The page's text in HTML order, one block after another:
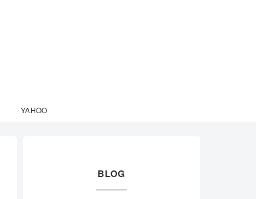
YAHOO
BLOG